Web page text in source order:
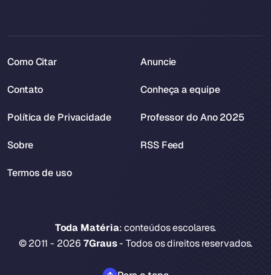
Toda Matéria: conteúdos escolares.
© 2011 - 20267Graus- Todos os direitos reservados.
Como Citar
Contato
Política de Privacidade
Sobre
Termos de uso
Anuncie
Conheça a equipe
Professor do Ano 2025
RSS Feed